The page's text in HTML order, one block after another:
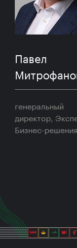
Екатерина
Абашеева
директор
департамента
корпоративных